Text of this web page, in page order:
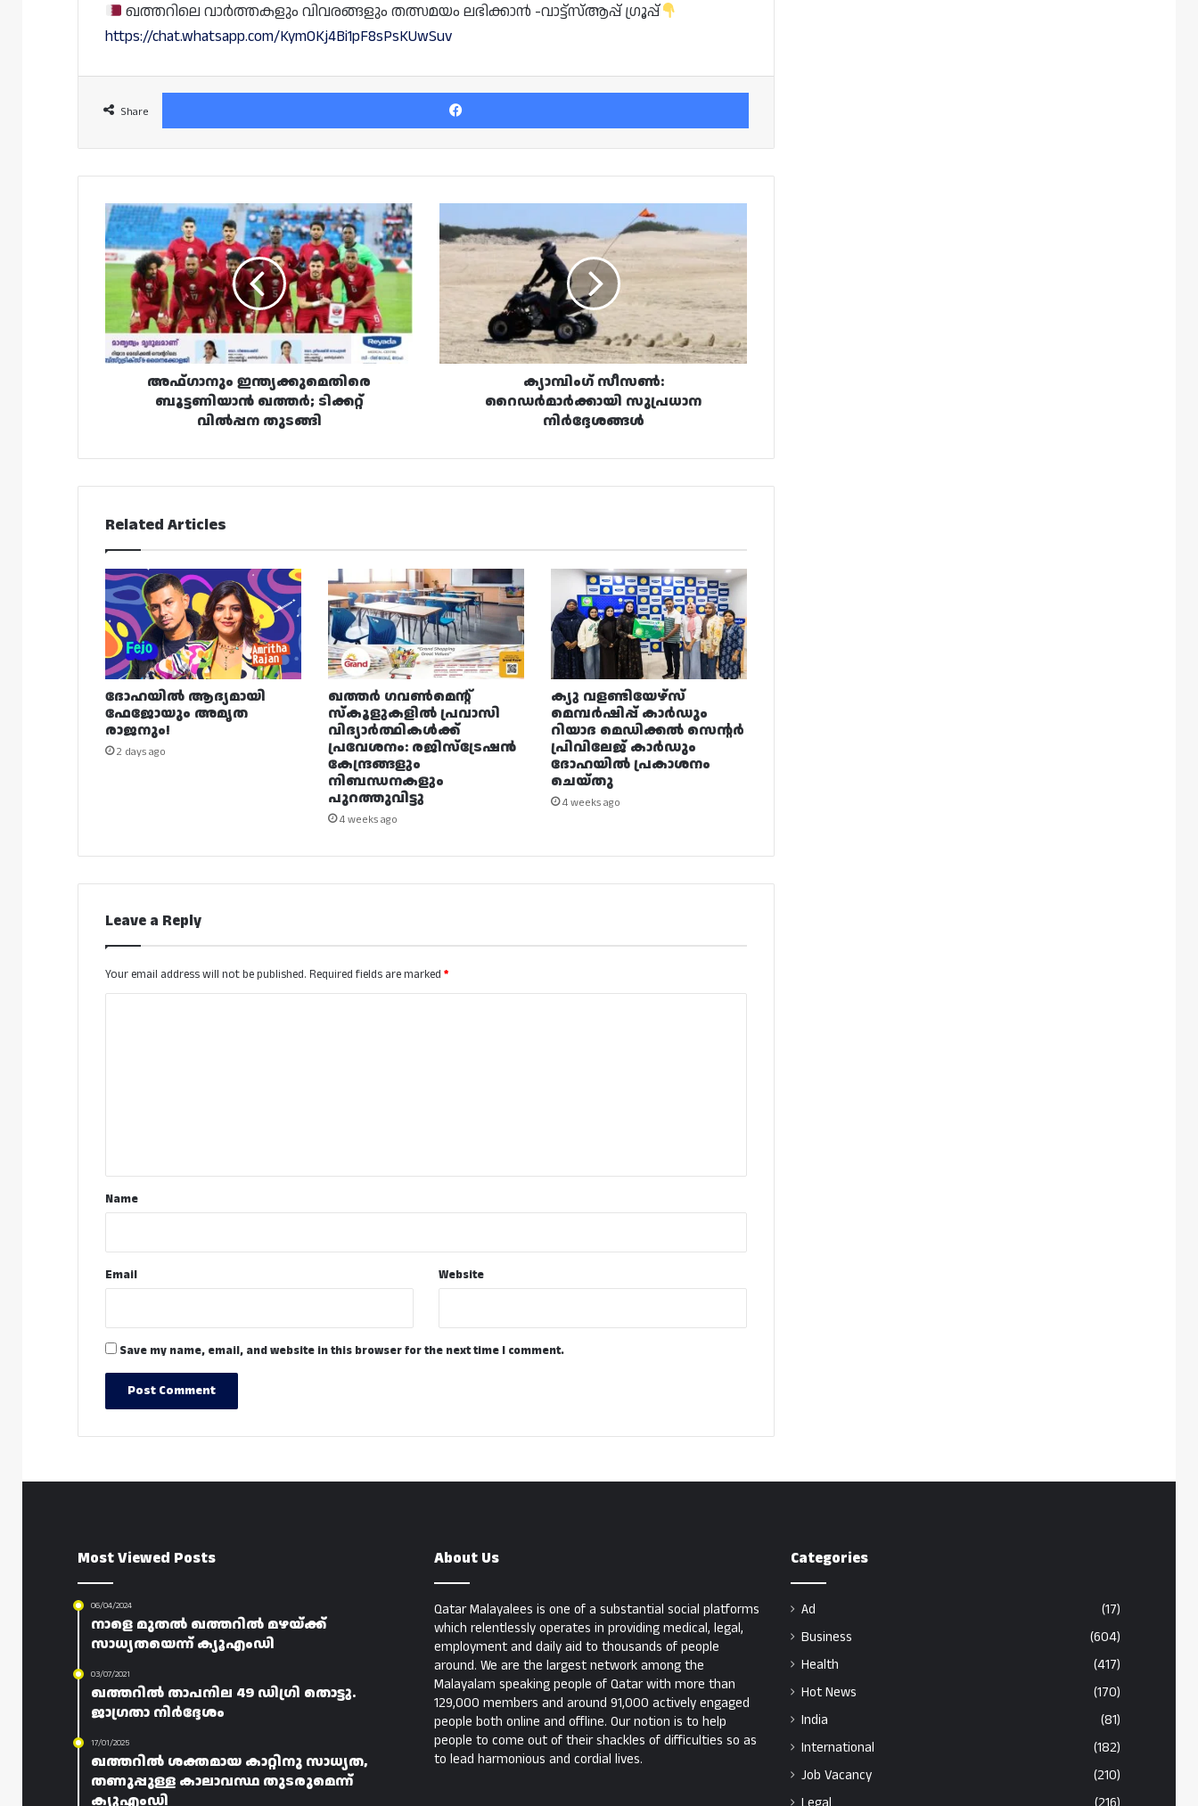
ഖത്തറിലെ വാർത്തകളും വിവരങ്ങളും തത്സമയം ലഭിക്കാൻ -വാട്ട്സ്ആപ്പ് ഗ്രൂപ്പ്
https://chat.whatsapp.com/KymOKj4Bi1pF8sPsKUwSuv
Share
Facebook
അഫ്‌ഗാനും
ഇന്ത്യക്കുമെതിരെ
ബൂട്ടണിയാൻ
ഖത്തർ;
ടിക്കറ്റ്
വിൽപ്പന
തുടങ്ങി
അഫ്‌ഗാനും ഇന്ത്യക്കുമെതിരെ
ബൂട്ടണിയാൻ ഖത്തർ; ടിക്കറ്റ്
വിൽപ്പന തുടങ്ങി
സീസൺ:
റൈഡർമാർക്കായി
നിർദ്ദേശങ്ങൾ
ക്യാമ്പിംഗ് സീസൺ:
റൈഡർമാർക്കായി സുപ്രധാന
നിർദ്ദേശങ്ങൾ
Related Articles
ദോഹയിൽ ആദ്യമായി
ഫേജോയും അമൃത
രാജനും!
2 days ago
ഖത്തർ ഗവൺമെന്റ്
സ്കൂളുകളിൽ പ്രവാസി
വിദ്യാർത്ഥികൾക്ക്
പ്രവേശനം: രജിസ്ട്രേഷൻ
കേന്ദ്രങ്ങളും
നിബന്ധനകളും
പുറത്തുവിട്ടു
4 weeks ago
ക്യു വളണ്ടിയേഴ്‌സ്
മെമ്പർഷിപ്പ് കാർഡും
റിയാദ മെഡിക്കൽ സെന്റർ
പ്രിവിലേജ് കാർഡും
ദോഹയിൽ പ്രകാശനം
ചെയ്തു
4 weeks ago
Leave a Reply
Your email address will not be published. Required fields are marked *
*Name
Email Website
Save my name, email, and website in this browser for the next time I comment.
Most Viewed Posts
06/04/2024
നാളെ മുതൽ ഖത്തറിൽ മഴയ്ക്ക്
സാധ്യതയെന്ന് ക്യൂഎംഡി
03/07/2021
ഖത്തറിൽ താപനില 49 ഡിഗ്രി തൊട്ടു.
ജാഗ്രതാ നിർദ്ദേശം
17/01/2025
ഖത്തറിൽ ശക്തമായ കാറ്റിനു സാധ്യത,
തണുപ്പുള്ള കാലാവസ്ഥ തുടരുമെന്ന്
ക്യുഎംഡി
About Us
Qatar Malayalees is one of a substantial social platforms
which relentlessly operates in providing medical, legal,
employment and daily aid to thousands of people
around. We are the largest network among the
Malayalam speaking people of Qatar with more than
129,000 members and around 91,000 actively engaged
people both online and offline. Our notion is to help
people to come out of their shackles of difficulties so as
to lead harmonious and cordial lives.
Categories
Ad
(17)
Business
(604)
Health
(417)
Hot News
(170)
India
(81)
International
(182)
Job Vacancy
(210)